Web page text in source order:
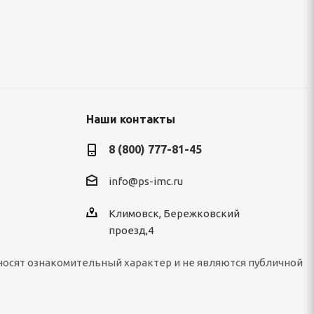
Наши контакты
8 (800) 777-81-45
info@ps-imc.ru
Климовск, Бережковский
проезд,4
ознакомительный характер и не являются публичной